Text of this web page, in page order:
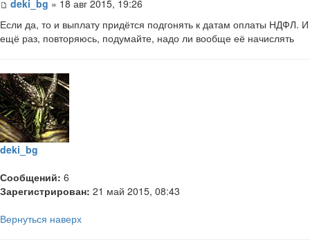
deki_bg » 18 авг 2015, 19:26
Если да, то и выплату придётся подгонять к датам оплаты НДФЛ. И
ещё раз, повторяюсь, подумайте, надо ли вообще её начислять
deki_bg
Сообщений: 6
Зарегистрирован: 21 май 2015, 08:43
Вернуться наверх